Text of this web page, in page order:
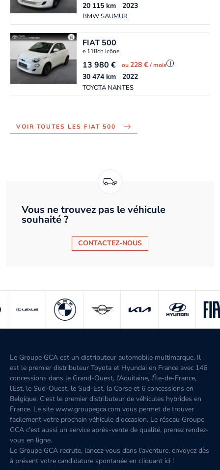
BMW SAUMUR
20 115km 2023
FIAT 500
e 118ch Icône
13 980€ ou228 €/ mois i
TOYOTA NANTES
30 474km 2022
VOIR TOUTES LES FIAT 500
Vous ne trouvez pas le véhicule
souhaité ?
CONTACTEZ-NOUS
Le Groupe GCA est un distributeur automobile multimarque. Il
est le premier distributeur Toyota et Hyundai en France avec 146
concessions dans le Grand-Ouest, l’Aquitaine, l'Île-de-France,
l'Est, le Sud-Ouest, le Sud-Est, la Corse et 6 concessions en
Belgique. C'est le premier distributeur de véhicules hybrides en
France. Le site www.groupegca.com vous permet de trouver
facilement votre prochain véhicule d'occasion. Le réseau Groupe
GCA c'est aussi un service après-vente de qualité, prenez rendez-
vous en ligne.
Le Groupe GCA recrute, lancez-vous dans l'aventure, envoyez dès
à présent votre candidature spontanée en cliquant ici !